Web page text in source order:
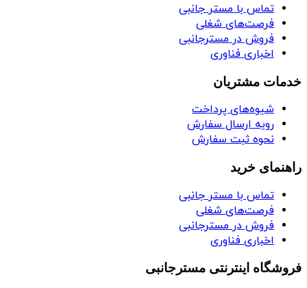
تماس با مستر جانبی
فرصت‌های شغلی
فروش در مسترجانبی
اخباری فناوری
خدمات مشتریان
شیوه‌های پرداخت
رویه ارسال سفارش
نحوه ثبت سفارش
راهنمای خرید
تماس با مستر جانبی
فرصت‌های شغلی
فروش در مسترجانبی
اخباری فناوری
فروشگاه اینترنتی مسترجانبی